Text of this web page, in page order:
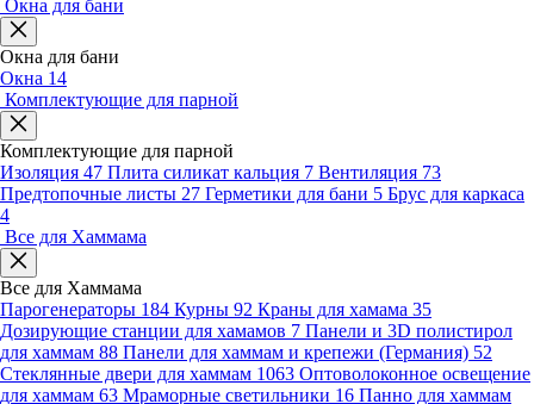
Окна для бани
Окна для бани
Окна 14
Комплектующие для парной
Комплектующие для парной
Изоляция 47 Плита силикат кальция 7 Вентиляция 73
Предтопочные листы 27 Герметики для бани 5 Брус для каркаса
4
Все для Хаммама
Все для Хаммама
Парогенераторы 184 Курны 92 Краны для хамама 35
Дозирующие станции для хамамов 7 Панели и 3D полистирол
для хаммам 88 Панели для хаммам и крепежи (Германия) 52
Стеклянные двери для хаммам 1063 Оптоволоконное освещение
для хаммам 63 Мраморные светильники 16 Панно для хаммам